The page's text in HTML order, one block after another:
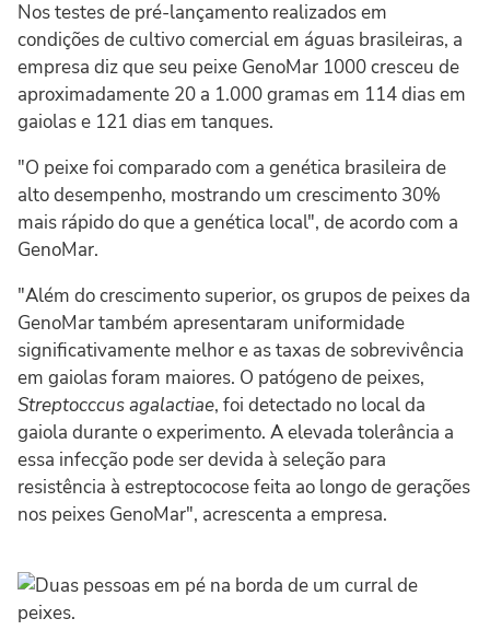
Nos testes de pré-lançamento realizados em
condições de cultivo comercial em águas brasileiras, a
empresa diz que seu peixe GenoMar 1000 cresceu de
aproximadamente 20 a 1.000 gramas em 114 dias em
gaiolas e 121 dias em tanques.
"O peixe foi comparado com a genética brasileira de
alto desempenho, mostrando um crescimento 30%
mais rápido do que a genética local", de acordo com a
GenoMar.
"Além do crescimento superior, os grupos de peixes da
GenoMar também apresentaram uniformidade
significativamente melhor e as taxas de sobrevivência
em gaiolas foram maiores. O patógeno de peixes,
Streptocccus agalactiae, foi detectado no local da
gaiola durante o experimento. A elevada tolerância a
essa infecção pode ser devida à seleção para
resistência à estreptococose feita ao longo de gerações
nos peixes GenoMar", acrescenta a empresa.